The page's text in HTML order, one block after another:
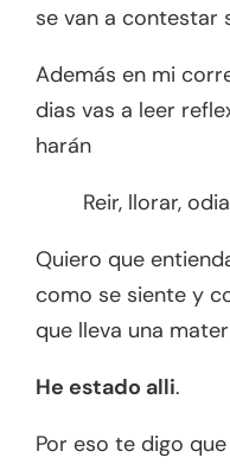
se van a contestar
Además en mi
dias vas a leer
harán
Reir, llorar,
Quiero que
como se siente y
que lleva una
He estado alli.
Por eso te digo